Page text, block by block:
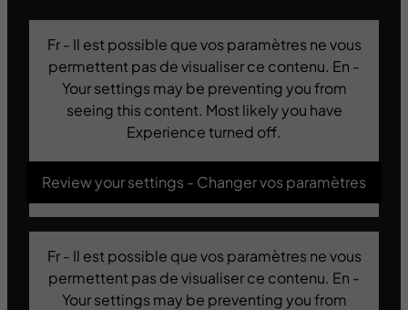
Fr - Il est possible que vos paramètres ne vous
permettent pas de visualiser ce contenu. En -
Your settings may be preventing you from
seeing this content. Most likely you have
Experience turned off.
Review your settings - Changer vos paramètres
Fr - Il est possible que vos paramètres ne vous
permettent pas de visualiser ce contenu. En -
Your settings may be preventing you from